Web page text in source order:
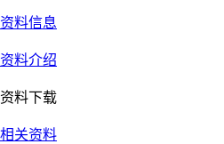
资料信息
资料介绍
资料下载
相关资料